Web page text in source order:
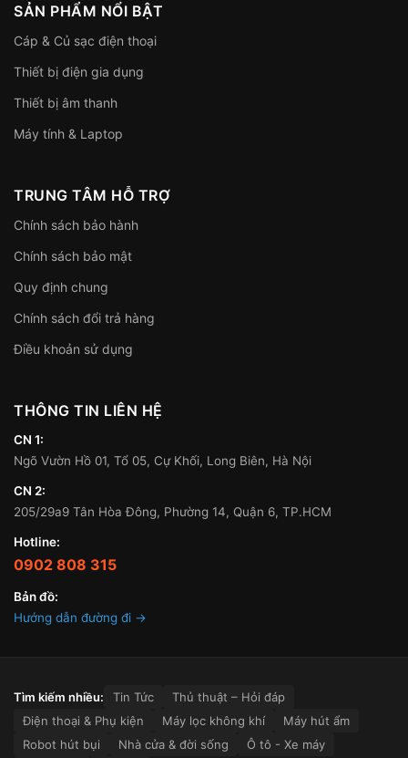
SẢN PHẨM NỔI BẬT
Cáp & Củ sạc điện thoại
Thiết bị điện gia dụng
Thiết bị âm thanh
Máy tính & Laptop
TRUNG TÂM HỖ TRỢ
Chính sách bảo hành
Chính sách bảo mật
Quy định chung
Chính sách đổi trả hàng
Điều khoản sử dụng
THÔNG TIN LIÊN HỆ
CN 1:
Ngõ Vườn Hồ 01, Tổ 05, Cự Khối, Long Biên, Hà Nội
CN 2:
205/29a9 Tân Hòa Đông, Phường 14, Quận 6, TP.HCM
Hotline:
0902 808 315
Bản đồ:
Hướng dẫn đường đi →
Tìm kiếm nhiều: Tin Tức
Thủ thuật – Hỏi đáp
Điện thoại & Phụ kiện
Máy lọc không khí
Máy hút ẩm
Robot hút bụi
Nhà cửa & đời sống Ô tô - Xe máy